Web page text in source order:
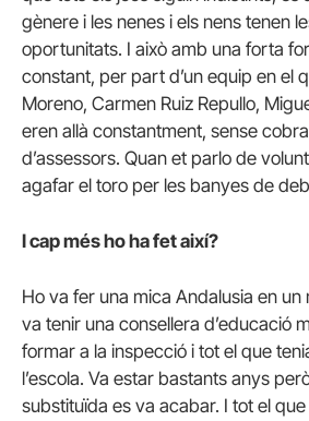
gènere i les nenes i els nens tenen
oportunitats. I això amb una forta
constant, per part d’un equip en el
Moreno, Carmen Ruiz Repullo,
eren allà constantment, sense
d’assessors. Quan et parlo de
agafar el toro per les banyes de
I cap més ho ha fet així?
Ho va fer una mica Andalusia en un
va tenir una consellera d’educació
formar a la inspecció i tot el que
l’escola. Va estar bastants anys
substituïda es va acabar. I tot el